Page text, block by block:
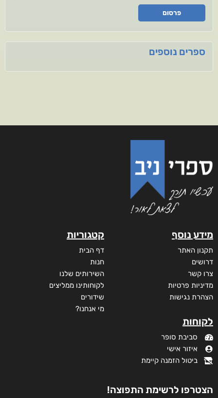
פרסום
ספרים נוספים
מידע נוסף
תקנון האתר
דרושים
צרו קשר
מדיניות פרטיות
הצהרת נגישות
לקוחות
סביבת סופר
איזור אישי
ביטול הזמנה קיימת
קטגוריות
דף הבית
חנות
השירותים שלנו
לקוחותינו ממליצים
שידורים
מי אנחנו?
הצטרפו לרשימת התפוצה!